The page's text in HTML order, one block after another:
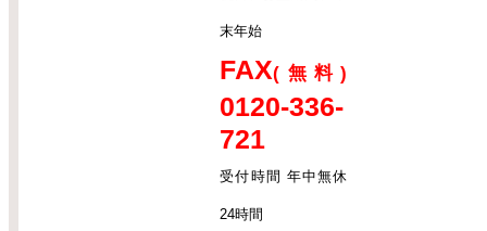
末年始
FAX(無料)
0120-336-
721
受付時間 年中無休
24時間